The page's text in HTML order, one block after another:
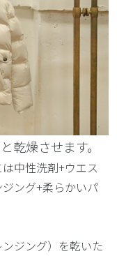
乾燥させます。
中性洗剤+ウエス
ング+柔らかいパ
ジング）を乾いた